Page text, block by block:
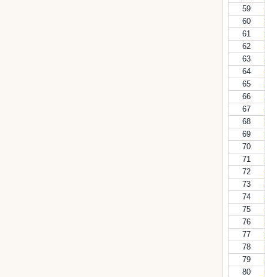
59
60
61
62
63
64
65
66
67
68
69
70
71
72
73
74
75
76
77
78
79
80